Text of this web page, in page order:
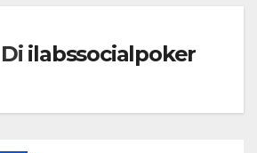
Di ilabssocialpoker